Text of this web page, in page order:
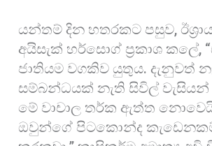
යන්තම් දින හතරකට පසුව,
අයිසැක් හර්සොග් ප්‍රකාශ කලේ,
ජාතියම වගකිව යුතුය. දැනුවත්
සම්බන්ධයක් නැති සිවිල්
මේ වාචාල තර්ක ඇත්ත
ඔවුන්ගේ පිටකොන්ද